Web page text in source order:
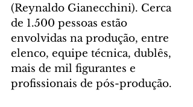
(Reynaldo Gianecchini). Cerca
de 1.500 pessoas estão
envolvidas na produção, entre
elenco, equipe técnica, dublês,
mais de mil figurantes e
profissionais de pós-produção.